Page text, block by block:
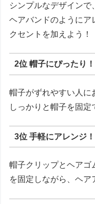
シンプルなデザインで
ヘアバンドのようにア
クセントを加えよう！
2位 帽子にぴったり
帽子がずれやすい人に
しっかりと帽子を固定
3位 手軽にアレンジ
帽子クリップとヘアゴ
を固定しながら、ヘア